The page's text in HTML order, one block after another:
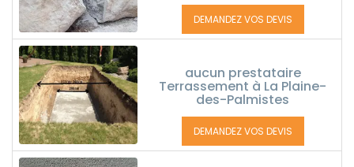
DEMANDEZ VOS DEVIS
aucun prestataire
Terrassement à La Plaine-
des-Palmistes
DEMANDEZ VOS DEVIS